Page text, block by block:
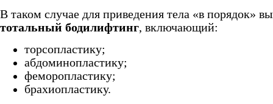
В таком случае для приведения тела «в порядок»
тотальный бодилифтинг, включающий:
торсопластику;
абдоминопластику;
феморопластику;
брахиопластику.